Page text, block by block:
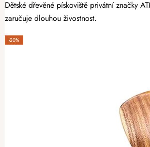
Dětské dřevěné pískoviště privátní značky
zaručuje dlouhou živostnost.
-20%